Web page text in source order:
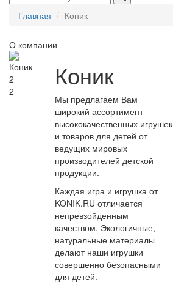
Главная Коник
О компании
2
2
Коник
Мы предлагаем Вам
широкий ассортимент
высококачественных игрушек
и товаров для детей от
ведущих мировых
производителей детской
продукции.
Каждая игра и игрушка от
KONIK.RU отличается
непревзойденным
качеством. Экологичные,
натуральные материалы
делают наши игрушки
совершенно безопасными
для детей.